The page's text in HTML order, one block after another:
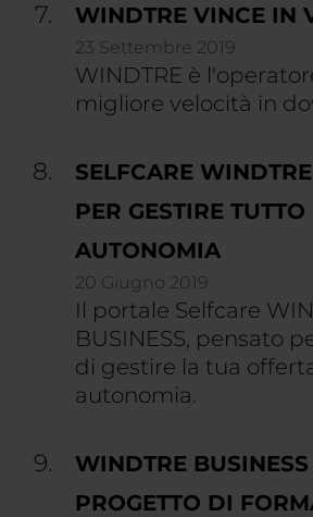
WINDTRE VINCE IN
23 Settembre 2019
WINDTRE è
migliore velocità in
SELFCARE
PER GESTIRE TUTTO
AUTONOMIA
20 Giugno 2019
Il portale Selfcare
BUSINESS, pensato
di gestire la tua
autonomia.
WINDTRE
PROGETTO DI